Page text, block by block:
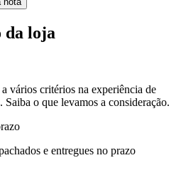
da loja
vários critérios na experiência de
o que levamos a consideração.
e entregues no prazo